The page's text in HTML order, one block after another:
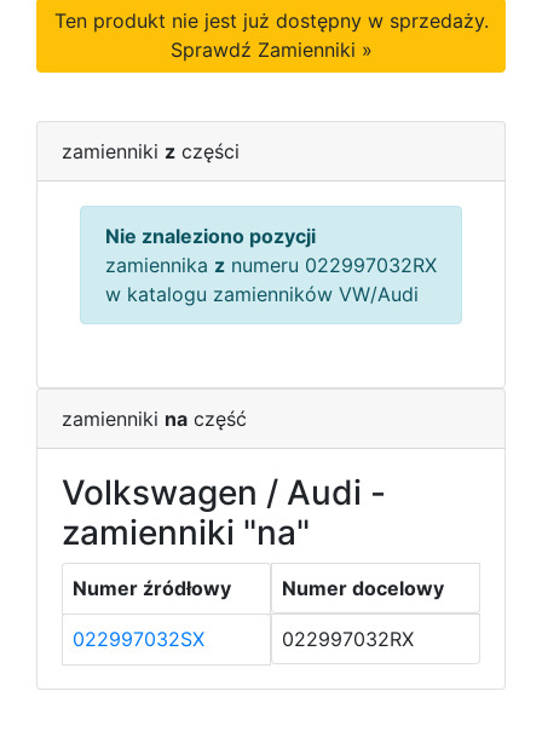
Ten produkt nie jest już dostępny w sprzedaży.
Sprawdź Zamienniki »
zamienniki z części
Nie znaleziono pozycji
zamiennika z numeru 022997032RX
w katalogu zamienników VW/Audi
zamienniki na część
Volkswagen / Audi -
zamienniki "na"
Numer źródłowy Numer docelowy
022997032SX 022997032RX